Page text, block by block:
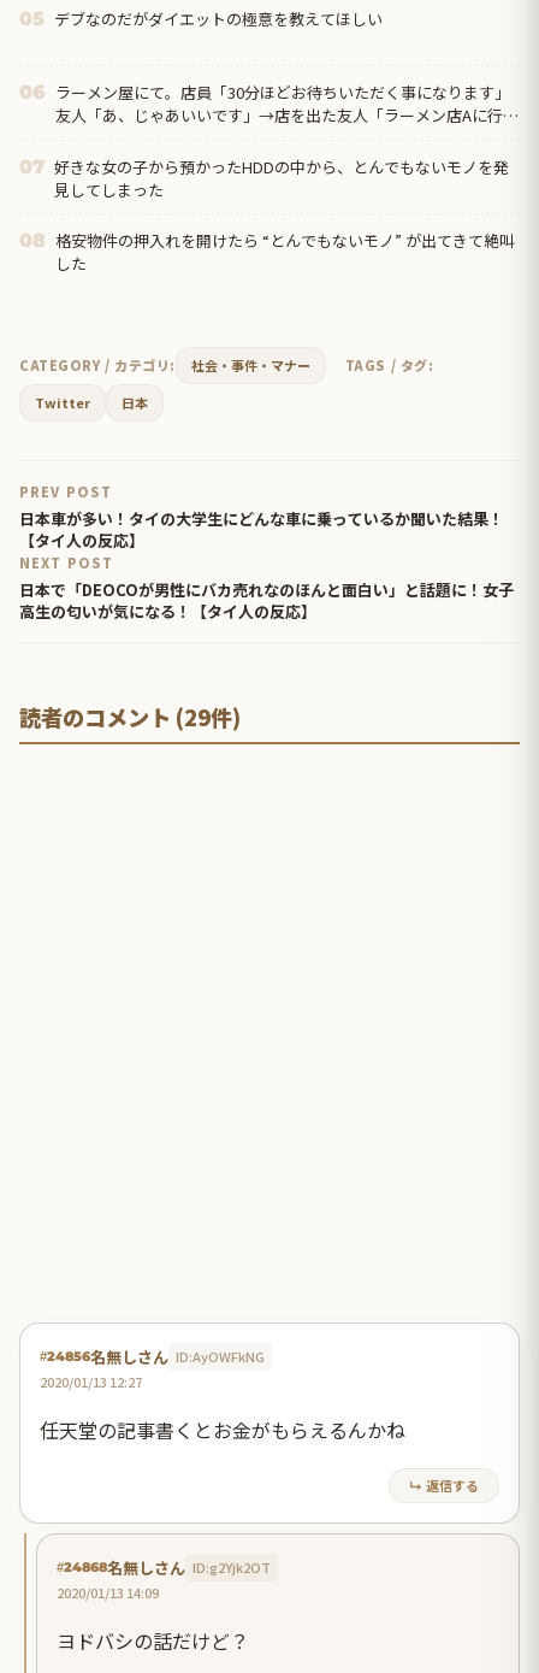
05 デブなのだがダイエットの極意を教えてほしい
06 ラーメン屋にて。店員「30分ほどお待ちいただく事になります」
友人「あ、じゃあいいです」→店を出た友人「ラーメン店Aに行こ
07 好きな女の子から預かったHDDの中から、とんでもないモノを発
見してしまった
08 格安物件の押入れを開けたら “とんでもないモノ” が出てきて絶叫
した
CATEGORY / カテゴリ: 社会・事件・マナー
TAGS / タグ:
Twitter
日本
PREV POST
日本車が多い！タイの大学生にどんな車に乗っているか聞いた結果！
【タイ人の反応】
NEXT POST
日本で「DEOCOが男性にバカ売れなのほんと面白い」と話題に！女子
高生の匂いが気になる！【タイ人の反応】
読者のコメント (29件)
#24856名無しさん ID:AyOWFkNG
2020/01/13 12:27
任天堂の記事書くとお金がもらえるんかね
↳ 返信する
#24868名無しさん ID:g2Yjk2OT
2020/01/13 14:09
ヨドバシの話だけど？